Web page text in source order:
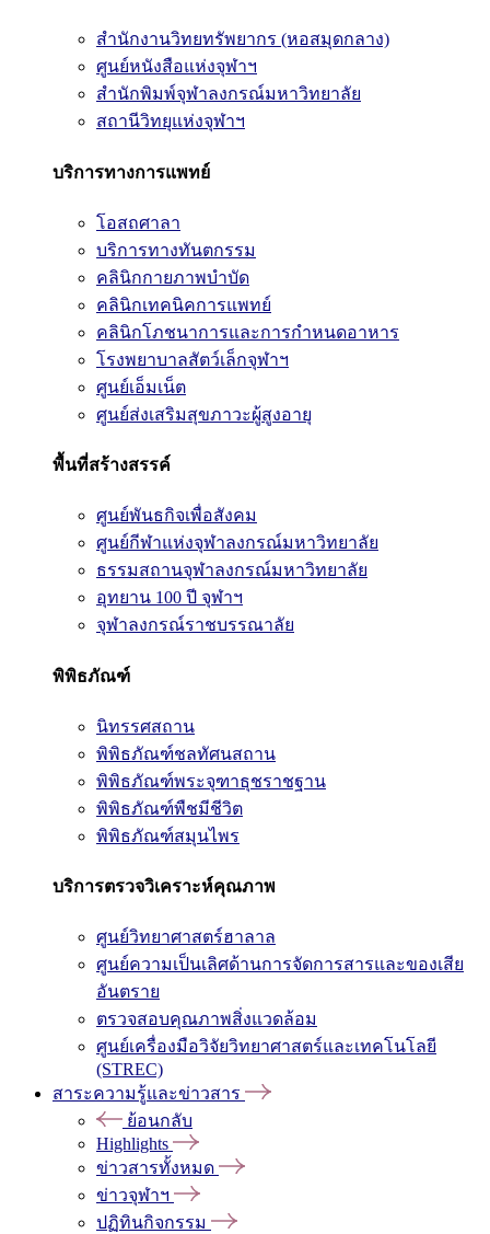
สำนักงานวิทยทรัพยากร (หอสมุดกลาง)
ศูนย์หนังสือแห่งจุฬาฯ
สำนักพิมพ์จุฬาลงกรณ์มหาวิทยาลัย
สถานีวิทยุแห่งจุฬาฯ
บริการทางการแพทย์
โอสถศาลา
บริการทางทันตกรรม
คลินิกกายภาพบำบัด
คลินิกเทคนิคการแพทย์
คลินิกโภชนาการและการกำหนดอาหาร
โรงพยาบาลสัตว์เล็กจุฬาฯ
ศูนย์เอ็มเน็ต
ศูนย์ส่งเสริมสุขภาวะผู้สูงอายุ
พื้นที่สร้างสรรค์
ศูนย์พันธกิจเพื่อสังคม
ศูนย์กีฬาแห่งจุฬาลงกรณ์มหาวิทยาลัย
ธรรมสถานจุฬาลงกรณ์มหาวิทยาลัย
อุทยาน 100 ปี จุฬาฯ
จุฬาลงกรณ์ราชบรรณาลัย
พิพิธภัณฑ์
นิทรรศสถาน
พิพิธภัณฑ์ชลทัศนสถาน
พิพิธภัณฑ์พระจุฑาธุชราชฐาน
พิพิธภัณฑ์พืชมีชีวิต
พิพิธภัณฑ์สมุนไพร
บริการตรวจวิเคราะห์คุณภาพ
ศูนย์วิทยาศาสตร์ฮาลาล
ศูนย์ความเป็นเลิศด้านการจัดการสารและของเสีย
อันตราย
ตรวจสอบคุณภาพสิ่งแวดล้อม
ศูนย์เครื่องมือวิจัยวิทยาศาสตร์และเทคโนโลยี
(STREC)
สาระความรู้และข่าวสาร
ย้อนกลับ
Highlights
ข่าวสารทั้งหมด
ข่าวจุฬาฯ
ปฏิทินกิจกรรม